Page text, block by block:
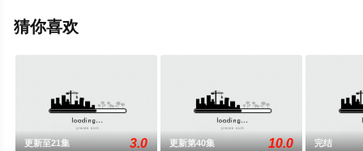
网，更多剧情信息可移步至豆瓣动漫、电视猫或剧情网等
猜你喜欢
更新至21集 3.0 更新第40集 10.0 完结